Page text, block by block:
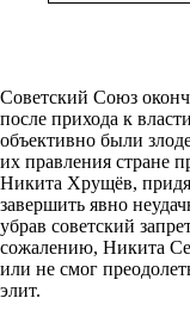
Советский Союз
после прихода к
объективно были
их правления стране
Никита Хрущёв, придя
завершить явно
убрав советский
сожалению, Никита
или не смог
элит.